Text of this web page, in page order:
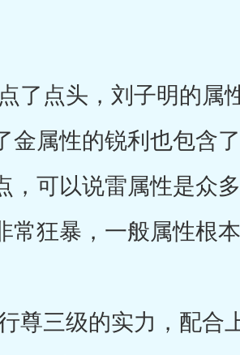
点头，刘子明的属
属性的锐利也包含
可以说雷属性是众
狂暴，一般属性根本
三级的实力，配合